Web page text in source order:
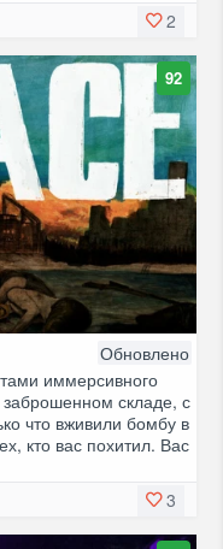
2
92
Обновлено
иммерсивного
складе, с
что вживили бомбу в
кто вас похитил. Вас
3